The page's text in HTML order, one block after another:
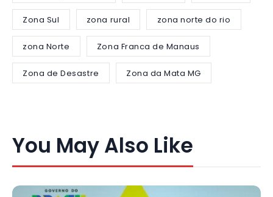
Zona Sul zona rural zona norte do rio
zona Norte Zona Franca de Manaus
Zona de Desastre Zona da Mata MG
You May Also Like